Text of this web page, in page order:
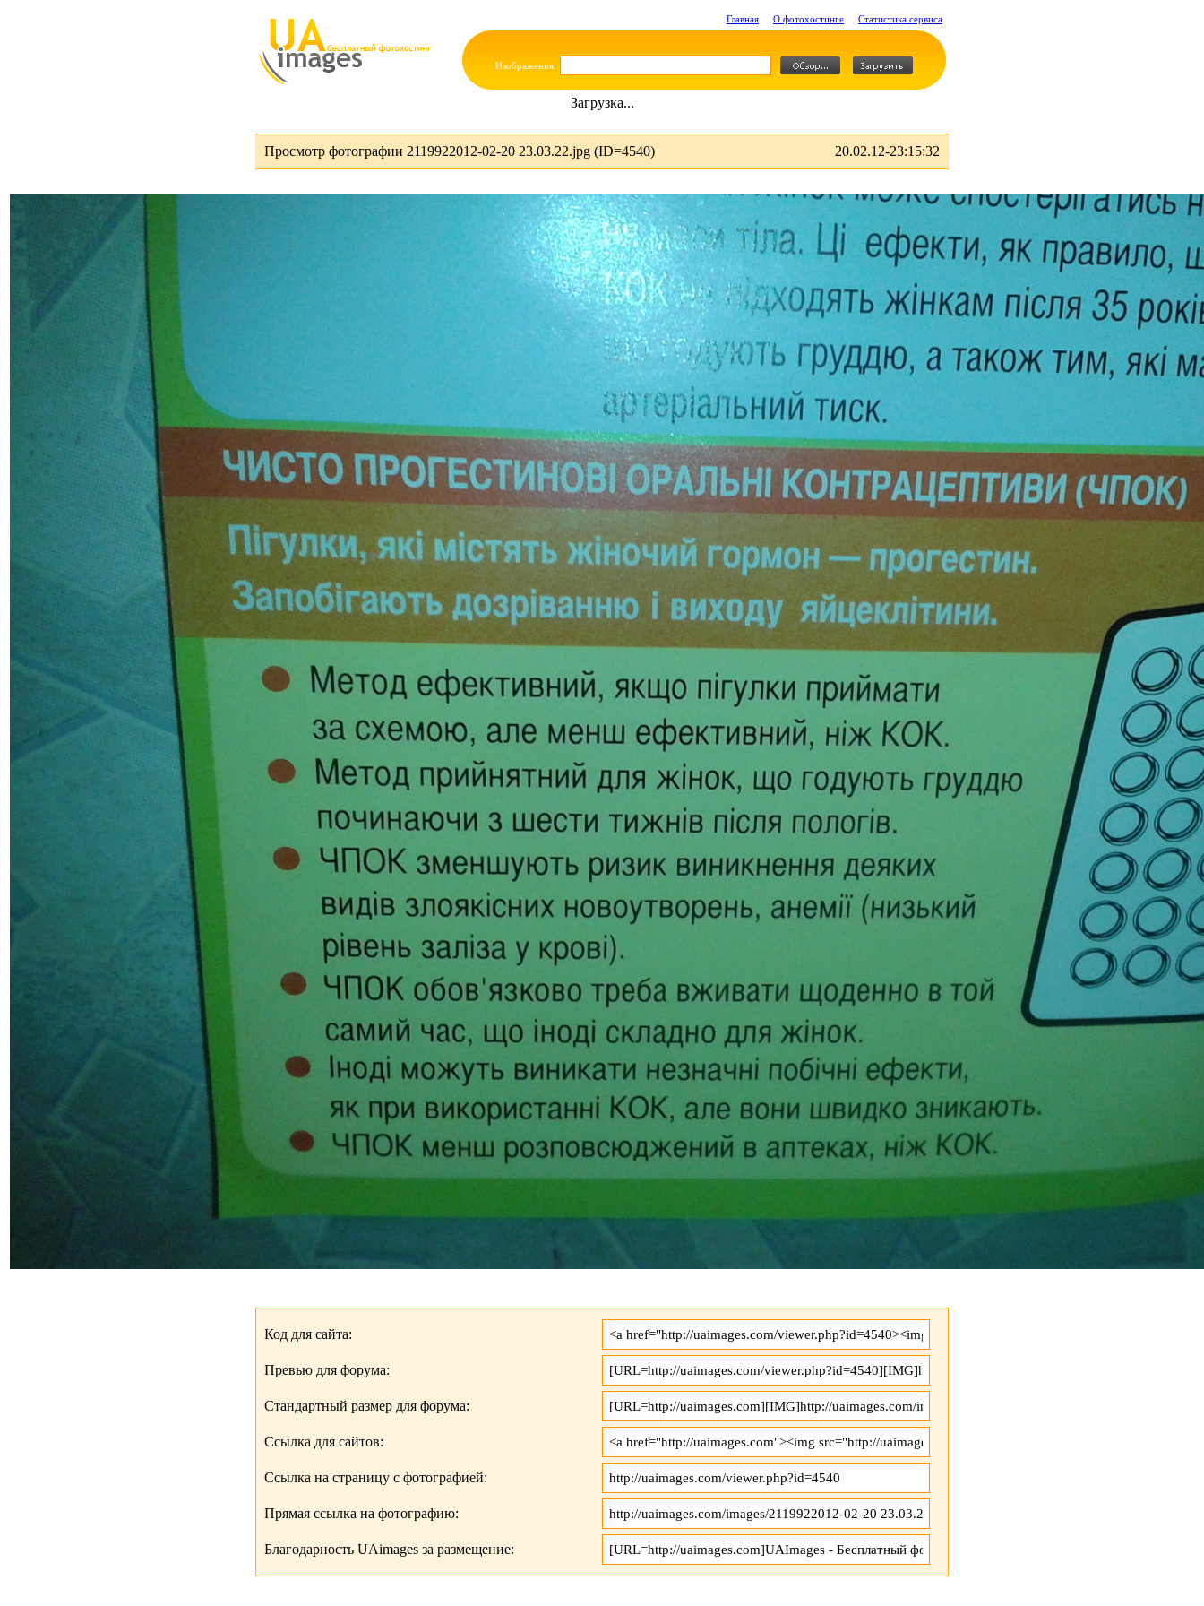
Главная О фотохостинге Статистика сервиса
Изображения:
Загрузка...
Просмотр фотографии 2119922012-02-20 23.03.22.jpg (ID=4540) 20.02.12-23:15:32
Код для сайта:
Превью для форума:
Стандартный размер для форума:
Ссылка для сайтов:
Ссылка на страницу с фотографией:
Прямая ссылка на фотографию:
Благодарность UAimages за размещение: